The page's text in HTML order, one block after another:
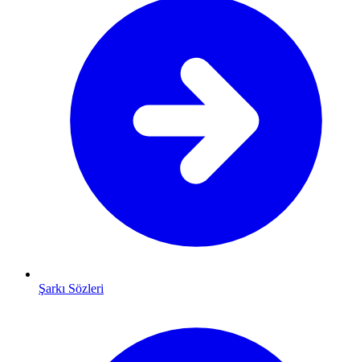
Şarkı Sözleri